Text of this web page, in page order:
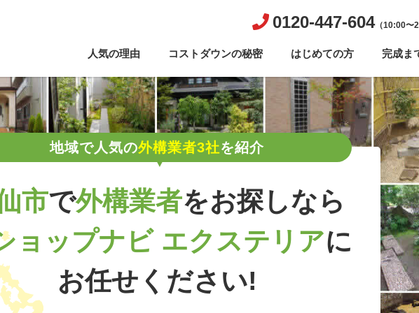
0120-447-604（10:00〜
人気の理由 コストダウンの秘密 はじめての方 完成ま
地域で人気の外構業者3社を紹介
市で外構業者をお探しなら
ョップナビ エクステリアに
お任せください!